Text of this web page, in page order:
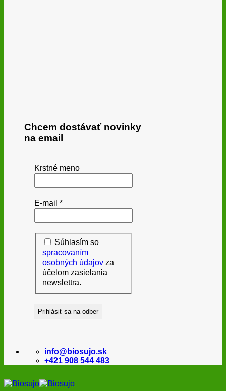
Chcem dostávať novinky
na email
Krstné meno
E-mail *
Súhlasím so
spracovaním
osobných údajov za
účelom zasielania
newslettra.
info@biosujo.sk
+421 908 544 483